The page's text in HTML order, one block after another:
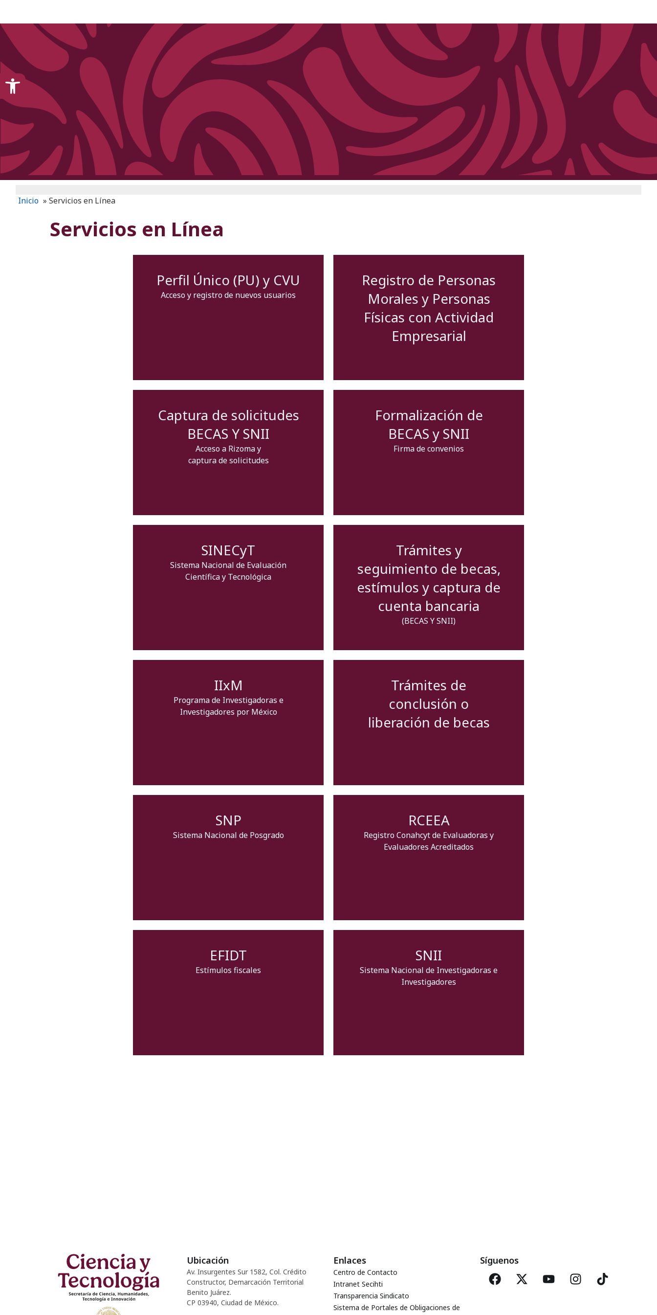
Inicio » Servicios en Línea
Servicios en Línea
Perfil Único (PU) y CVU
Acceso y registro de nuevos usuarios
Registro de Personas
Morales y Personas
Físicas con Actividad
Empresarial
Captura de solicitudes
BECAS Y SNII
Acceso a Rizoma y
captura de solicitudes
Formalización de
BECAS y SNII
Firma de convenios
SINECyT
Sistema Nacional de Evaluación
Científica y Tecnológica
Trámites y
seguimiento de becas,
estímulos y captura de
cuenta bancaria
(BECAS Y SNII)
IIxM
Programa de Investigadoras e
Investigadores por México
Trámites de
conclusión o
liberación de becas
SNP
Sistema Nacional de Posgrado
RCEEA
Registro Conahcyt de Evaluadoras y
Evaluadores Acreditados
EFIDT
Estímulos fiscales
SNII
Sistema Nacional de Investigadoras e
Investigadores
Ubicación
Av. Insurgentes Sur 1582, Col. Crédito
Constructor, Demarcación Territorial
Benito Juárez.
CP 03940, Ciudad de México.
Enlaces
Centro de Contacto
Intranet Secihti
Transparencia Sindicato
Sistema de Portales de Obligaciones de
Síguenos
Open toolbar